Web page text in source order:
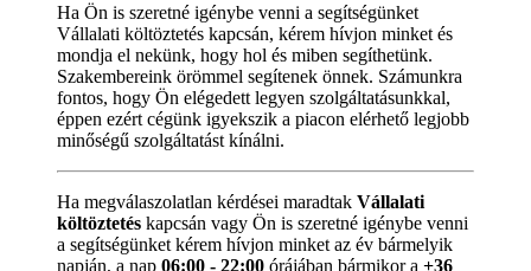
Ha Ön is szeretné igénybe venni a segítségünket
Vállalati költöztetés kapcsán, kérem hívjon minket és
mondja el nekünk, hogy hol és miben segíthetünk.
Szakembereink örömmel segítenek önnek. Számunkra
fontos, hogy Ön elégedett legyen szolgáltatásunkkal,
éppen ezért cégünk igyekszik a piacon elérhető legjobb
minőségű szolgáltatást kínálni.
Ha megválaszolatlan kérdései maradtak Vállalati
költöztetés kapcsán vagy Ön is szeretné igénybe venni
a segítségünket kérem hívjon minket az év bármelyik
napján, a nap 06:00 - 22:00 órájában bármikor a +36